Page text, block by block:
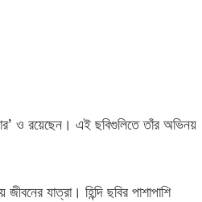
ও রয়েছেন। এই ছবিগুলিতে তাঁর অভিনয়
যাত্রা। হিন্দি ছবির পাশাপাশি